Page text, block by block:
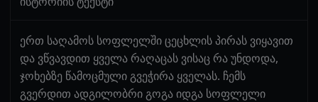
ერთ საღამოს სოფლელში ცეცხლის პირას ვიყავით
და ვწვავდით ყველა რაღაცას ვისაც რა უნდოდა,
ჯოხებზე წამოცმული გვეჭირა ყველას. ჩემს
გვერდით ადგილობრი გოგა იდგა სოფლელი